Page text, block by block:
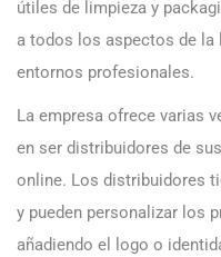
útiles de limpieza y
a todos los aspectos de la
entornos profesionales.
La empresa ofrece varias
en ser distribuidores de
online. Los distribuidores
y pueden personalizar los
añadiendo el logo o